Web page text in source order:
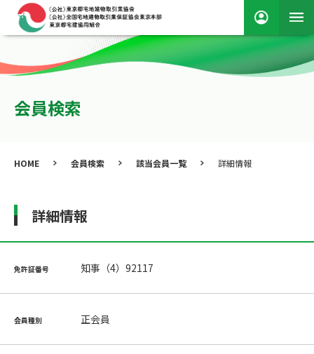
会員検索
HOME 会員検索 該当会員一覧 詳細情報
詳細情報
免許証番号 知事（4）92117
会員種別 正会員